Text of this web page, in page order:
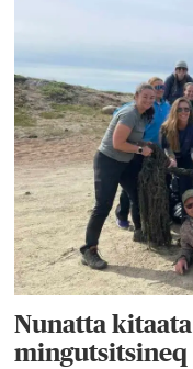
Nunatta